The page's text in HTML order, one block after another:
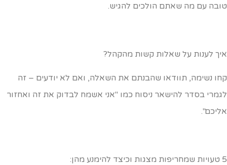
עם מה שאתם הולכים להגיש.
לענות על שאלות קשות מהקהל?
נשימה, תוודאו שהבנתם את השאלה, ואם לא יודעים – זה
בסדר להישאר ניסוח כמו "אני אשמח לבדוק את זה ואחזור
מהן: